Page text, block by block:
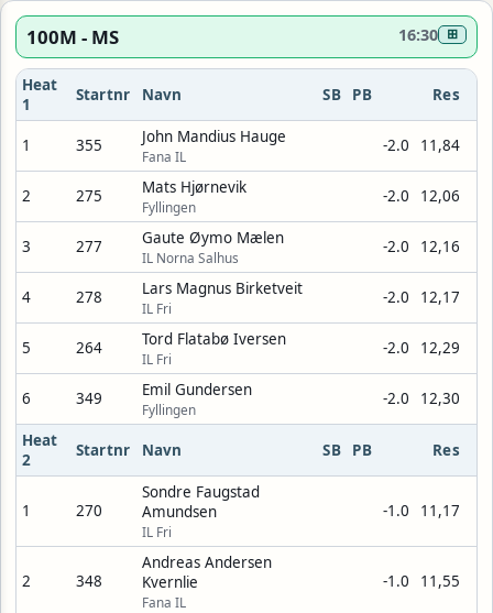
100M - MS 16:30 ⊞
Heat
1
Startnr Navn SB PB Res
1 355 John Mandius Hauge
Fana IL
-2.0 11,84
2 275 Mats Hjørnevik
Fyllingen
-2.0 12,06
3 277 Gaute Øymo Mælen
IL Norna Salhus
-2.0 12,16
4 278 Lars Magnus Birketveit
IL Fri
-2.0 12,17
5 264 Tord Flatabø Iversen
IL Fri
-2.0 12,29
6 349 Emil Gundersen
Fyllingen
-2.0 12,30
Heat
2
Startnr Navn SB PB Res
1 270
Sondre Faugstad
Amundsen
IL Fri
-1.0 11,17
2 348
Andreas Andersen
Kvernlie
Fana IL
-1.0 11,55